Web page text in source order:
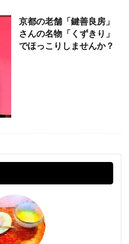
京都の老舗「鍵善良房」
さんの名物「くずきり」
でほっこりしませんか？